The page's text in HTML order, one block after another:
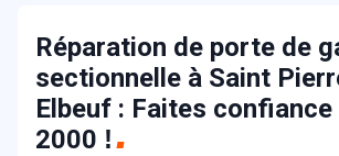
Réparation de porte de
sectionnelle à Saint
Elbeuf : Faites confiance
2000 !